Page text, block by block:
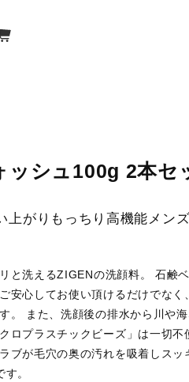
ッシュ100g 2本セ
上がりもっちり高機能メン
と洗えるZIGENの洗顔料。 石鹸
安心してお使い頂けるだけでなく
。 また、洗顔後の排水から川や
ロプラスチックビーズ」は一切不
ブが毛穴の奥の汚れを吸着しスッ
。